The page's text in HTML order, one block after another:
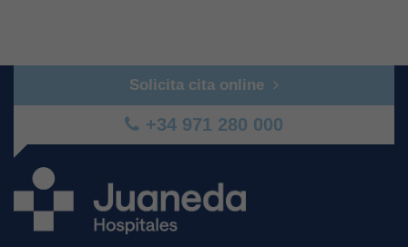
Solicita cita online
+34 971 280 000